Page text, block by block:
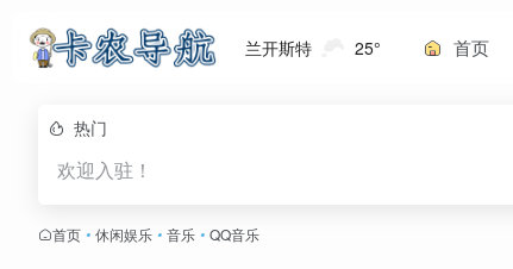
兰开斯特 25° 首页
热门
欢迎入驻！
首页 • 休闲娱乐 • 音乐 • QQ音乐